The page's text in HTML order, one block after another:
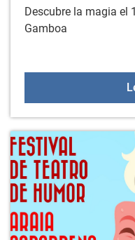
Descubre la magia el
Gamboa